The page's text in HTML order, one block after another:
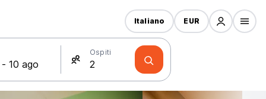
Ospiti
Italiano EUR